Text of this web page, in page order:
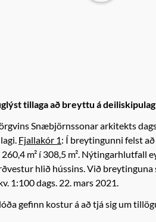
Opna
tillaga að breyttu á
Snæbjörnssonar arkitekts
Fjallakór 1: Í breytingunni felst að
m² í 308,5 m². Nýtingarhlutfall
hlið hússins. Við
1:100 dags. 22. mars 2021.
gefinn kostur á að tjá sig um